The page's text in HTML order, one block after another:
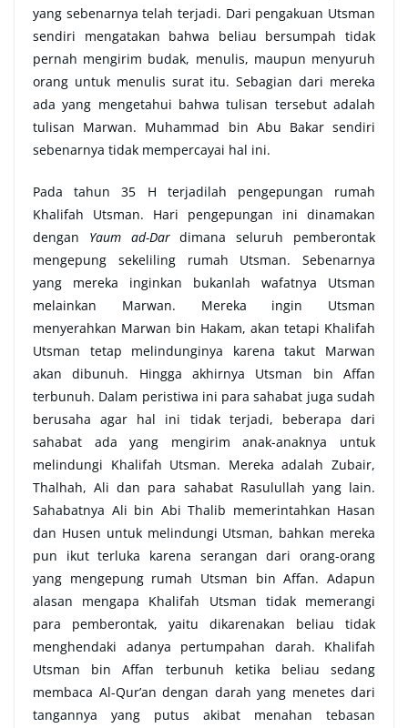
yang sebenarnya telah terjadi. Dari pengakuan Utsman
sendiri mengatakan bahwa beliau bersumpah tidak
pernah mengirim budak, menulis, maupun menyuruh
orang untuk menulis surat itu. Sebagian dari mereka
ada yang mengetahui bahwa tulisan tersebut adalah
tulisan Marwan. Muhammad bin Abu Bakar sendiri
sebenarnya tidak mempercayai hal ini.
Pada tahun 35 H terjadilah pengepungan rumah
Khalifah Utsman. Hari pengepungan ini dinamakan
dengan Yaum ad-Dardimana seluruh pemberontak
mengepung sekeliling rumah Utsman. Sebenarnya
yang mereka inginkan bukanlah wafatnya Utsman
melainkan Marwan. Mereka ingin Utsman
menyerahkan Marwan bin Hakam, akan tetapi Khalifah
Utsman tetap melindunginya karena takut Marwan
akan dibunuh. Hingga akhirnya Utsman bin Affan
terbunuh. Dalam peristiwa ini para sahabat juga sudah
berusaha agar hal ini tidak terjadi, beberapa dari
sahabat ada yang mengirim anak-anaknya untuk
melindungi Khalifah Utsman. Mereka adalah Zubair,
Thalhah, Ali dan para sahabat Rasulullah yang lain.
Sahabatnya Ali bin Abi Thalib memerintahkan Hasan
dan Husen untuk melindungi Utsman, bahkan mereka
pun ikut terluka karena serangan dari orang-orang
yang mengepung rumah Utsman bin Affan. Adapun
alasan mengapa Khalifah Utsman tidak memerangi
para pemberontak, yaitu dikarenakan beliau tidak
menghendaki adanya pertumpahan darah. Khalifah
Utsman bin Affan terbunuh ketika beliau sedang
membaca Al-Qur’an dengan darah yang menetes dari
tangannya yang putus akibat menahan tebasan